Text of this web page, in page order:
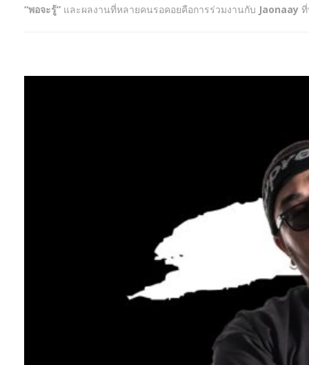
“พอจะรู้” และผลงานที่หลายคนรอคอยคือการร่วมงานกับ Jaonaay